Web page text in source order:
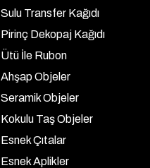
Sulu Transfer Kağıdı
Pirinç Dekopaj Kağıdı
Ütü İle Rubon
Ahşap Objeler
Seramik Objeler
Kokulu Taş Objeler
Esnek Çıtalar
Esnek Aplikler